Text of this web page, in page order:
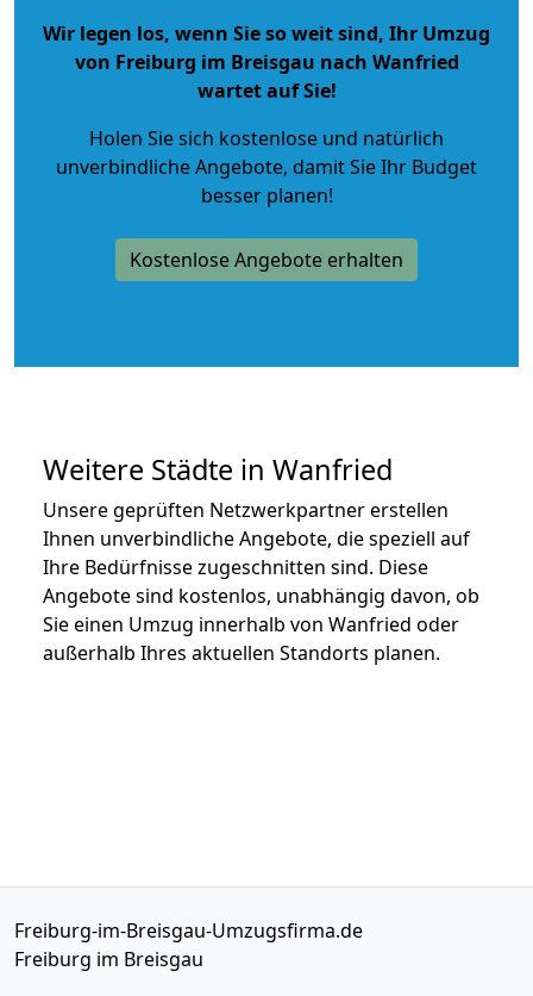
Wir legen los, wenn Sie so weit sind, Ihr Umzug
von Freiburg im Breisgau nach Wanfried
wartet auf Sie!
Holen Sie sich kostenlose und natürlich
unverbindliche Angebote, damit Sie Ihr Budget
besser planen!
Kostenlose Angebote erhalten
Weitere Städte in Wanfried
Unsere geprüften Netzwerkpartner erstellen
Ihnen unverbindliche Angebote, die speziell auf
Ihre Bedürfnisse zugeschnitten sind. Diese
Angebote sind kostenlos, unabhängig davon, ob
Sie einen Umzug innerhalb von Wanfried oder
außerhalb Ihres aktuellen Standorts planen.
Freiburg-im-Breisgau-Umzugsfirma.de
Freiburg im Breisgau